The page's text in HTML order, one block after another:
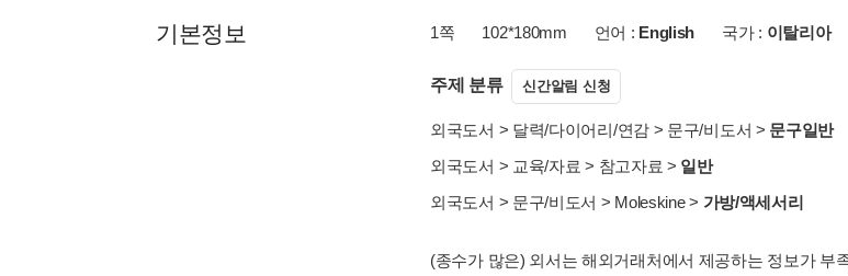
기본정보 1쪽 102*180mm 언어 : English 국가 : 이탈리아
주제 분류 신간알림 신청
외국도서 > 달력/다이어리/연감> 문구/비도서 > 문구일반
외국도서 > 교육/자료 > 참고자료 > 일반
외국도서 > 문구/비도서 > Moleskine> 가방/액세서리
(종수가 많은) 외서는 해외거래처에서 제공하는 정보가 부